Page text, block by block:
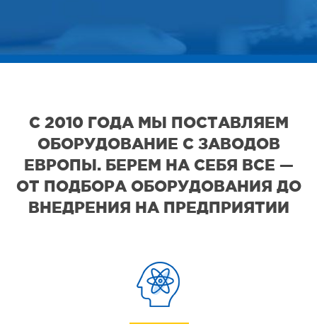
С 2010 ГОДА МЫ ПОСТАВЛЯЕМ
ОБОРУДОВАНИЕ С ЗАВОДОВ
ЕВРОПЫ. БЕРЕМ НА СЕБЯ ВСЕ —
ОТ ПОДБОРА ОБОРУДОВАНИЯ ДО
ВНЕДРЕНИЯ НА ПРЕДПРИЯТИИ